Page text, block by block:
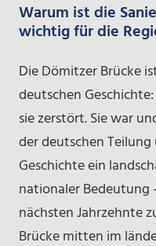
Warum ist die
wichtig für die
Die Dömitzer Brücke
deutschen
sie zerstört. Sie war
der deutschen
Geschichte ein
nationaler Bedeutung
nächsten Jahrzehnte
Brücke mitten im